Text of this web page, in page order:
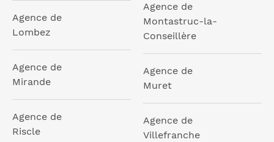
Agence de
Lombez
Agence de
Mirande
Agence de
Riscle
Agence de
Montastruc-la-
Conseillère
Agence de
Muret
Agence de
Villefranche